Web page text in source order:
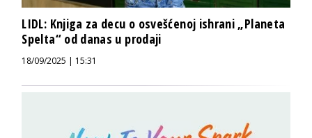
LIDL: Knjiga za decu o osvešćenoj ishrani „Planeta
Spelta“ od danas u prodaji
18/09/2025 | 15:31